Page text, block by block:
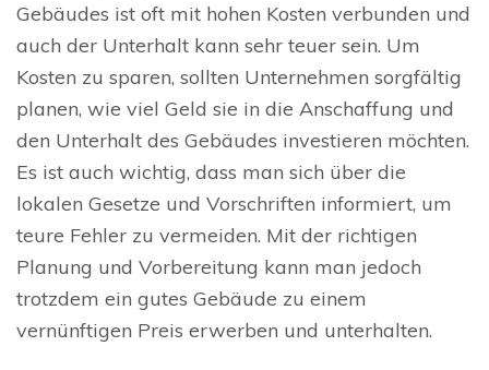
Gebäudes ist oft mit hohen Kosten verbunden und
auch der Unterhalt kann sehr teuer sein. Um
Kosten zu sparen, sollten Unternehmen sorgfältig
planen, wie viel Geld sie in die Anschaffung und
den Unterhalt des Gebäudes investieren möchten.
Es ist auch wichtig, dass man sich über die
lokalen Gesetze und Vorschriften informiert, um
teure Fehler zu vermeiden. Mit der richtigen
Planung und Vorbereitung kann man jedoch
trotzdem ein gutes Gebäude zu einem
vernünftigen Preis erwerben und unterhalten.